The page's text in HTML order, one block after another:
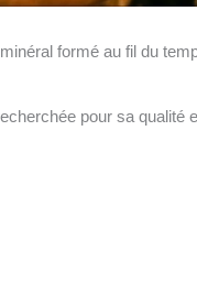
formé au fil du
pour sa qualité